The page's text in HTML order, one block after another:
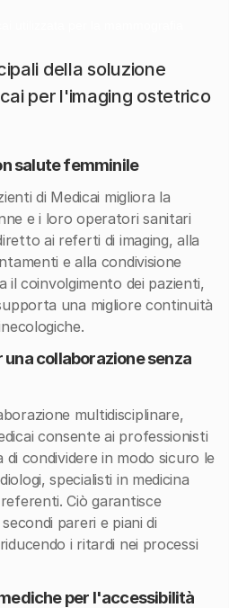
della soluzione
per l'imaging ostetrico
salute femminile
di Medicai migliora la
e i loro operatori sanitari
ai referti di imaging, alla
e alla condivisione
il coinvolgimento dei pazienti,
una migliore continuità
collaborazione senza
multidisciplinare,
consente ai professionisti
di condividere in modo sicuro le
specialisti in medicina
Ciò garantisce
pareri e piani di
i ritardi nei processi
per l'accessibilità